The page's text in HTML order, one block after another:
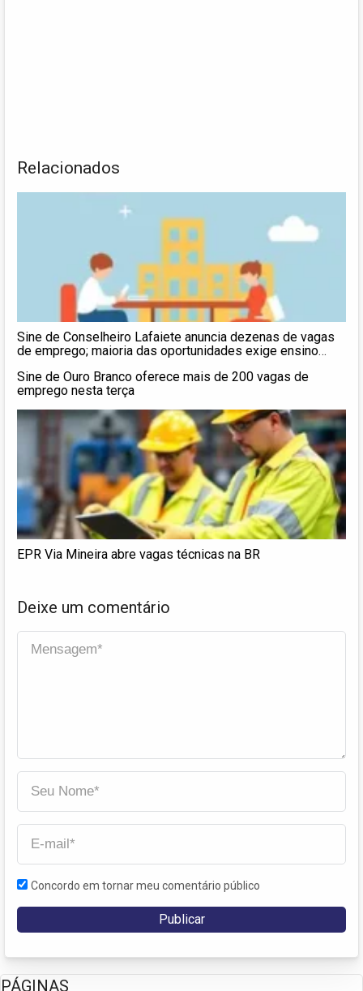
Relacionados
Sine de Conselheiro Lafaiete anuncia dezenas de vagas
de emprego; maioria das oportunidades exige ensino
Sine de Ouro Branco oferece mais de 200 vagas de
emprego nesta terça
EPR Via Mineira abre vagas técnicas na BR
Deixe um comentário
Concordo em tornar meu comentário público
PÁGINAS